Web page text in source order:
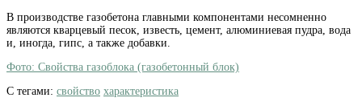
В производстве газобетона главными компонентами несомненно
являются кварцевый песок, известь, цемент, алюминиевая пудра, вода
и, иногда, гипс, а также добавки.
Фото: Свойства газоблока (газобетонный блок)
С тегами: свойство характеристика